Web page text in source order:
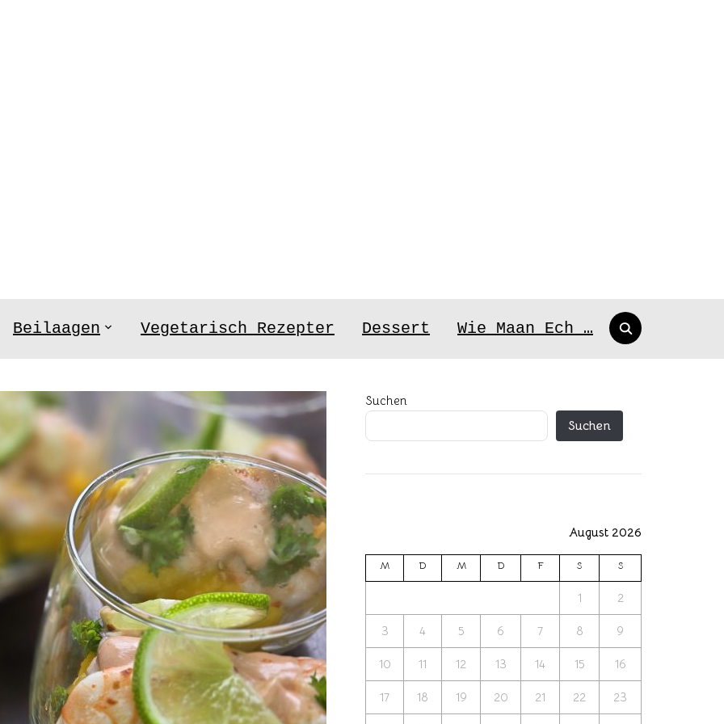
Search
for:
Beilaagen Vegetarisch Rezepter Dessert Wie Maan Ech …
Suchen
Suchen
August 2026
M D M D F S S
1 2
3 4 5 6 7 8 9
10 11 12 13 14 15 16
17 18 19 20 21 22 23